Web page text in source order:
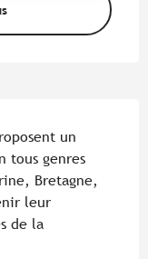
un
tous genres
Bretagne,
leur
de la